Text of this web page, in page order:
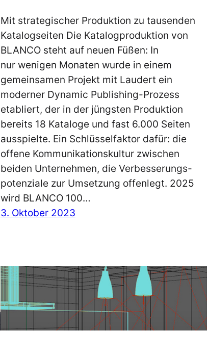
Mit strategischer Produktion zu tausenden
Katalogseiten Die Katalogproduktion von
BLANCO steht auf neuen Füßen: In
nur wenigen Monaten wurde in einem
gemeinsamen Projekt mit Laudert ein
moderner Dynamic Publishing-Prozess
etabliert, der in der jüngsten Produktion
bereits 18 Kataloge und fast 6.000 Seiten
ausspielte. Ein Schlüsselfaktor dafür: die
offene Kommunikationskultur zwischen
beiden Unternehmen, die Verbesserungs­
potenziale zur Umsetzung offenlegt. 2025
wird BLANCO 100…
3. Oktober 2023